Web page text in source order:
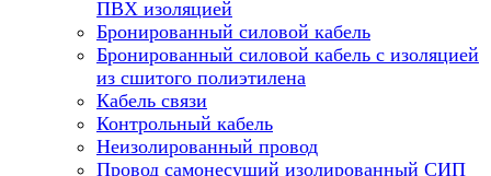
ПВХ изоляцией
Бронированный силовой кабель
Бронированный силовой кабель с изоляцией
из сшитого полиэтилена
Кабель связи
Контрольный кабель
Неизолированный провод
Провод самонесущий изолированный СИП